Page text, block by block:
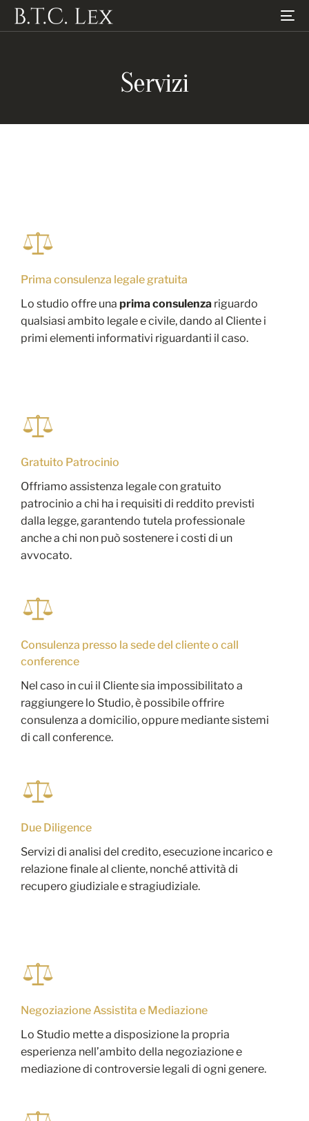
Servizi
Prima consulenza legale gratuita
Lo studio offre una prima consulenza riguardo
qualsiasi ambito legale e civile, dando al Cliente i
primi elementi informativi riguardanti il caso.
Gratuito Patrocinio
Offriamo assistenza legale con gratuito
patrocinio a chi ha i requisiti di reddito previsti
dalla legge, garantendo tutela professionale
anche a chi non può sostenere i costi di un
avvocato.
Consulenza presso la sede del cliente o call
conference
Nel caso in cui il Cliente sia impossibilitato a
raggiungere lo Studio, è possibile offrire
consulenza a domicilio, oppure mediante sistemi
di call conference.
Due Diligence
Servizi di analisi del credito, esecuzione incarico e
relazione finale al cliente, nonché attività di
recupero giudiziale e stragiudiziale.
Negoziazione Assistita e Mediazione
Lo Studio mette a disposizione la propria
esperienza nell’ambito della negoziazione e
mediazione di controversie legali di ogni genere.